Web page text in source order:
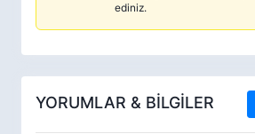
ediniz.
YORUMLAR & BİLGİLER